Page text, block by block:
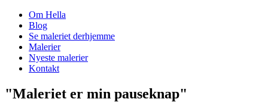
Om Hella
Blog
Se maleriet derhjemme
Malerier
Nyeste malerier
Kontakt
"Maleriet er min pauseknap"